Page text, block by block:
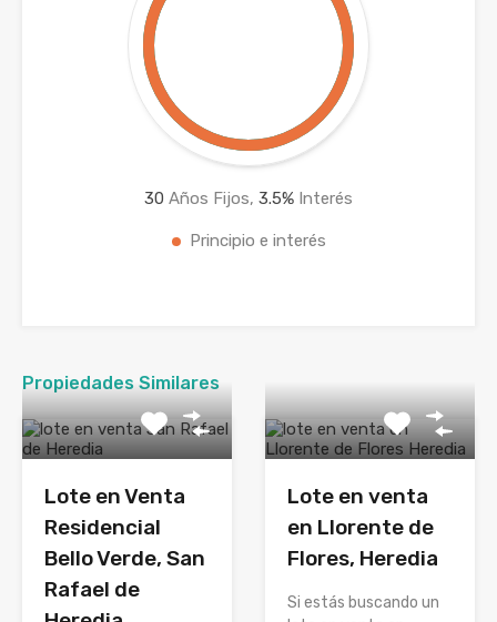
30 Años Fijos, 3.5% Interés
Principio e interés
Propiedades Similares
Lote en Venta
Residencial
Bello Verde, San
Rafael de
Lote en venta
en Llorente de
Flores, Heredia
Si estás buscando un